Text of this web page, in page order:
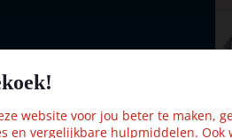
website voor jou beter te maken,
en vergelijkbare hulpmiddelen.
9.6x4x12.7 cm